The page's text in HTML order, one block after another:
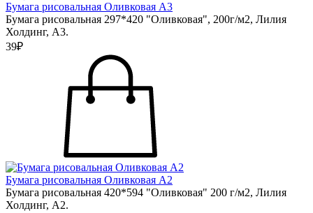
Бумага рисовальная Оливковая А3
Бумага рисовальная 297*420 "Оливковая", 200г/м2, Лилия
Холдинг, А3.
39₽
Бумага рисовальная Оливковая А2
Бумага рисовальная 420*594 "Оливковая" 200 г/м2, Лилия
Холдинг, А2.